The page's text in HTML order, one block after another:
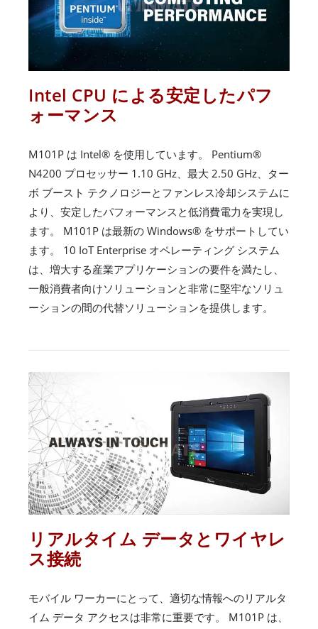
Intel CPU による安定したパフ
ォーマンス
M101P は Intel® を使用しています。 Pentium®
N4200 プロセッサー 1.10 GHz、最大 2.50 GHz、ター
ボ ブースト テクノロジーとファンレス冷却システムに
より、安定したパフォーマンスと低消費電力を実現し
ます。 M101P は最新の Windows® をサポートしてい
ます。 10 IoT Enterprise オペレーティング システム
は、増大する産業アプリケーションの要件を満たし、
一般消費者向けソリューションと非常に堅牢なソリュ
ーションの間の代替ソリューションを提供します。
リアルタイム データとワイヤレ
ス接続
モバイル ワーカーにとって、適切な情報へのリアルタ
イム データ アクセスは非常に重要です。 M101P は、